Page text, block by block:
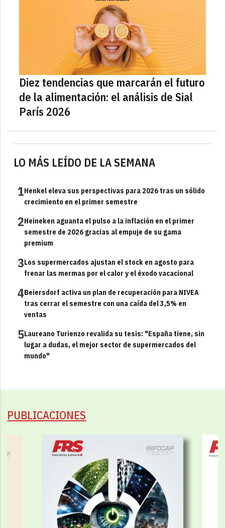
LO MÁS LEÍDO DE LA SEMANA
1Henkel eleva sus perspectivas para 2026 tras un sólido
crecimiento en el primer semestre
2Heineken aguanta el pulso a la inflación en el primer
semestre de 2026 gracias al empuje de su gama
premium
3Los supermercados ajustan el stock en agosto para
frenar las mermas por el calor y el éxodo vacacional
4Beiersdorf activa un plan de recuperación para NIVEA
tras cerrar el semestre con una caída del 3,5% en
ventas
5Laureano Turienzo revalida su tesis: "España tiene, sin
lugar a dudas, el mejor sector de supermercados del
mundo"
Diez tendencias que marcarán el futuro
de la alimentación: el análisis de Sial
París 2026
PUBLICACIONES